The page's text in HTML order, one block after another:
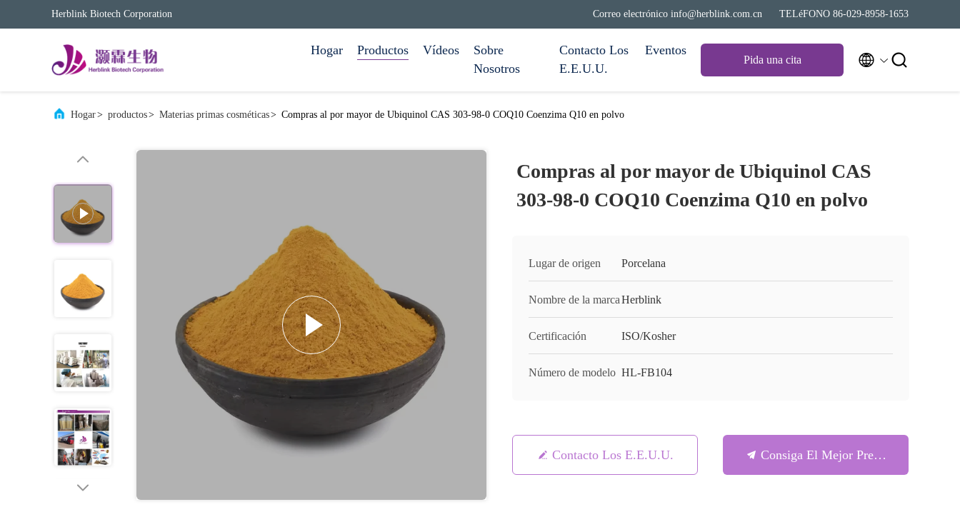
Herblink Biotech Corporation Correo electrónico info@herblink.com.cn TELéFONO 86-029-8958-1653
Hogar Productos Vídeos
Sobre
Nosotros
Contacto Los
E.E.U.U.
Eventos
Pida una cita  
Hogar> productos> Materias primas cosméticas> Compras al por mayor de Ubiquinol CAS 303-98-0 COQ10 Coenzima Q10 en polvo
Compras al por mayor de Ubiquinol CAS
303-98-0 COQ10 Coenzima Q10 en polvo
Lugar de origen Porcelana
Nombre de la marcaHerblink
Certificación ISO/Kosher
Número de modelo HL-FB104
Contacto Los E.E.U.U. Consiga El Mejor Precio